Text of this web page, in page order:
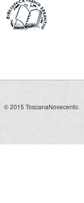
© 2015 ToscanaNovecento.